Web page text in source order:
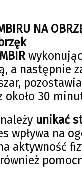
NA
IMBIR
a następnie
około 30
unikać
wpływa na
aktywność